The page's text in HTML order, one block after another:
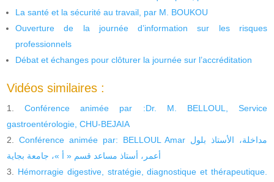
La santé et la sécurité au travail, par M. BOUKOU
Ouverture de la journée d’information sur les risques
professionnels
Débat et échanges pour clôturer la journée sur l’accréditation
Vidéos similaires :
Conférence animée par :Dr. M. BELLOUL, Service
gastroentérologie, CHU-BEJAIA
Conférence animée par: BELLOUL Amar مداخلة، الأستاذ بلول
أعمر، أستاذ مساعد قسم « أ »، جامعة بجاية
Hémorragie digestive, stratégie, diagnostique et thérapeutique.